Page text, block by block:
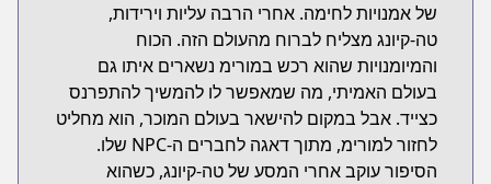
של אמנויות לחימה. אחרי הרבה עליות וירידות,
טה-קיונג מצליח לברוח מהעולם הזה. הכוח
והמיומנויות שהוא רכש במורימ נשארים איתו גם
בעולם האמיתי, מה שמאפשר לו להמשיך להתפרנס
כצייד. אבל במקום להישאר בעולם המוכר, הוא מחליט
לחזור למורימ, מתוך דאגה לחברים ה-NPC שלו.
הסיפור עוקב אחרי המסע של טה-קיונג, כשהוא